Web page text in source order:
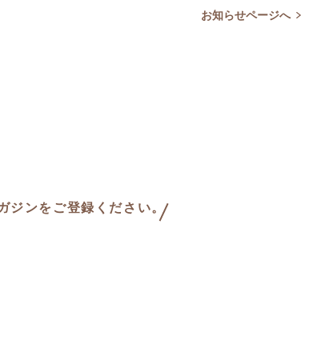
お知らせページへ
ジンをご登録ください。